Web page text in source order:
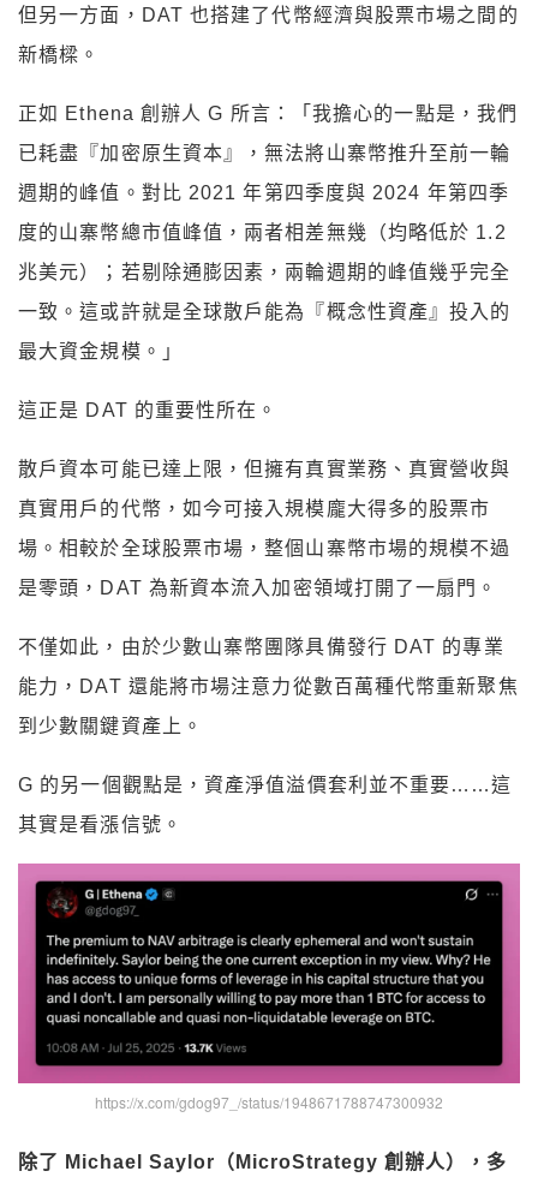
但另一方面，DAT 也搭建了代幣經濟與股票市場之間的
新橋樑。
正如 Ethena 創辦人 G 所言：「我擔心的一點是，我們
已耗盡『加密原生資本』，無法將山寨幣推升至前一輪
週期的峰值。對比 2021 年第四季度與 2024 年第四季
度的山寨幣總市值峰值，兩者相差無幾（均略低於 1.2
兆美元）；若剔除通膨因素，兩輪週期的峰值幾乎完全
一致。這或許就是全球散戶能為『概念性資產』投入的
最大資金規模。」
這正是 DAT 的重要性所在。
散戶資本可能已達上限，但擁有真實業務、真實營收與
真實用戶的代幣，如今可接入規模龐大得多的股票市
場。相較於全球股票市場，整個山寨幣市場的規模不過
是零頭，DAT 為新資本流入加密領域打開了一扇門。
不僅如此，由於少數山寨幣團隊具備發行 DAT 的專業
能力，DAT 還能將市場注意力從數百萬種代幣重新聚焦
到少數關鍵資產上。
G 的另一個觀點是，資產淨值溢價套利並不重要……這
其實是看漲信號。
https://x.com/gdog97_/status/1948671788747300932
除了 Michael Saylor（MicroStrategy 創辦人），多